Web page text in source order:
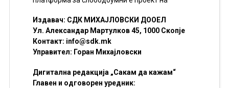
Издавач: СДК МИХАЈЛОВСКИ ДООЕЛ
Ул. Александар Мартулков 45, 1000 Скопје
Контакт: info@sdk.mk
Управител: Горан Михајловски
Дигитална редакција „Сакам да кажам“
Главен и одговорен уредник: